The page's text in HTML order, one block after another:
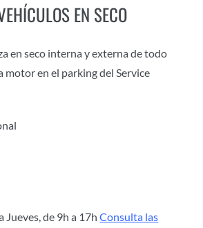
EN SECO
en seco interna y externa de todo
motor en el parking del Service
Jueves, de 9h a 17hConsulta las